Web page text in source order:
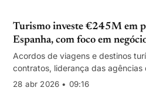
Turismo investe €245M em
Espanha, com foco em
Acordos de viagens e destinos
contratos, liderança das
Madrid, FC Barcelona e Vueling
28 abr 2026 • 09:16